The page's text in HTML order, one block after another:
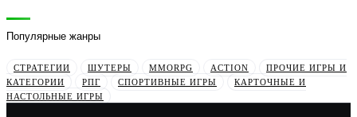
Популярные жанры
СТРАТЕГИИ ШУТЕРЫ MMORPG ACTION
ПРОЧИЕ ИГРЫ И
КАТЕГОРИИ
РПГ СПОРТИВНЫЕ ИГРЫ
КАРТОЧНЫЕ И
НАСТОЛЬНЫЕ ИГРЫ